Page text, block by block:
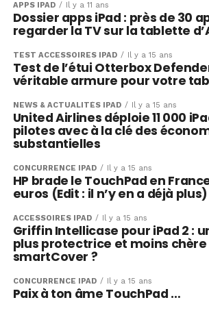
APPS IPAD Il y a 11 ans
Dossier apps iPad : près de 30
regarder la TV sur la tablette
TEST ACCESSOIRES IPAD Il y a 15 ans
Test de l’étui Otterbox
véritable armure pour votre
NEWS & ACTUALITÉS IPAD Il y a 15 ans
United Airlines déploie 11 000
pilotes avec à la clé des
substantielles
CONCURRENCE IPAD Il y a 15 ans
HP brade le TouchPad en
euros (Edit : il n’y en a déjà plus)
ACCESSOIRES IPAD Il y a 15 ans
Griffin Intellicase pour iPad 2 :
plus protectrice et moins chère
smartCover ?
CONCURRENCE IPAD Il y a 15 ans
Paix à ton âme TouchPad …